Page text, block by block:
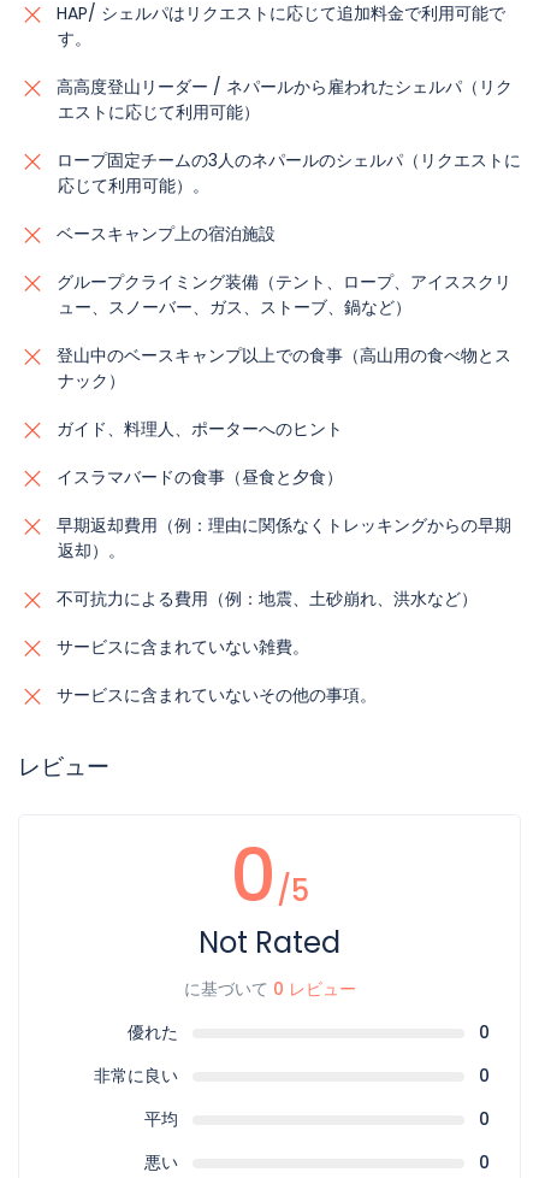
HAP/ シェルパはリクエストに応じて追加料金で利用可能で
す。
高高度登山リーダー / ネパールから雇われたシェルパ（リク
エストに応じて利用可能）
ロープ固定チームの3人のネパールのシェルパ（リクエストに
応じて利用可能）。
ベースキャンプ上の宿泊施設
グループクライミング装備（テント、ロープ、アイススクリ
ュー、スノーバー、ガス、ストーブ、鍋など）
登山中のベースキャンプ以上での食事（高山用の食べ物とス
ナック）
ガイド、料理人、ポーターへのヒント
イスラマバードの食事（昼食と夕食）
早期返却費用（例：理由に関係なくトレッキングからの早期
返却）。
不可抗力による費用（例：地震、土砂崩れ、洪水など）
サービスに含まれていない雑費。
サービスに含まれていないその他の事項。
レビュー
0/5
Not Rated
に基づいて 0 レビュー
優れた
0
非常に良い
0
平均
0
悪い
0